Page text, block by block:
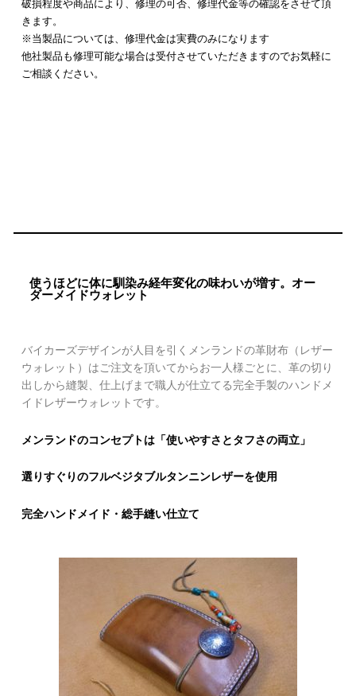
破損程度や商品により、修理の可否、修理代金等の確認をさせて頂
きます。
※当製品については、修理代金は実費のみになります
他社製品も修理可能な場合は受付させていただきますのでお気軽に
ご相談ください。
使うほどに体に馴染み経年変化の味わいが増す。オー
ダーメイドウォレット
バイカーズデザインが人目を引くメンランドの革財布（レザー
ウォレット）はご注文を頂いてからお一人様ごとに、革の切り
出しから縫製、仕上げまで職人が仕立てる完全手製のハンドメ
イドレザーウォレットです。
メンランドのコンセプトは「使いやすさとタフさの両立」
選りすぐりのフルベジタブルタンニンレザーを使用
完全ハンドメイド・総手縫い仕立て